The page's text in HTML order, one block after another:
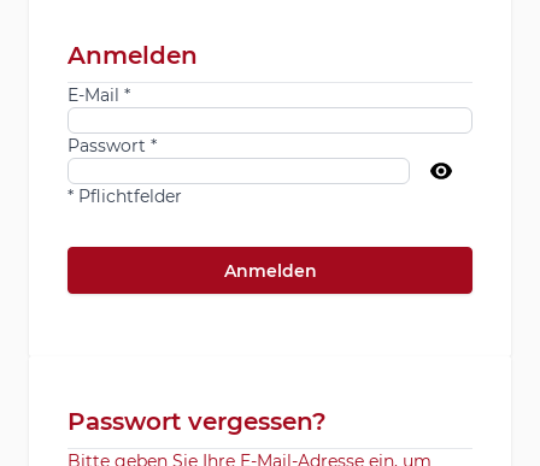
Anmelden
E-Mail
Passwort
* Pflichtfelder
Anmelden
Passwort vergessen?
Bitte geben Sie Ihre E-Mail-Adresse ein, um